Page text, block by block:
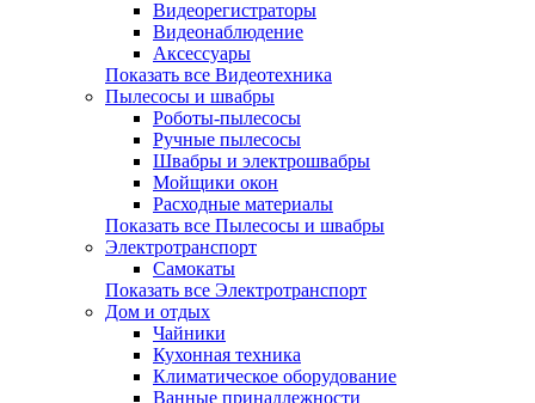
Видеорегистраторы
Видеонаблюдение
Аксессуары
Показать все Видеотехника
Пылесосы и швабры
Роботы-пылесосы
Ручные пылесосы
Швабры и электрошвабры
Мойщики окон
Расходные материалы
Показать все Пылесосы и швабры
Электротранспорт
Самокаты
Показать все Электротранспорт
Дом и отдых
Чайники
Кухонная техника
Климатическое оборудование
Ванные принадлежности